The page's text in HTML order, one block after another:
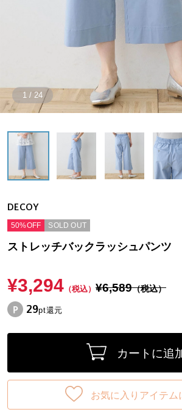
1 /24
DECOY
50%OFF SOLD OUT
ストレッチバックラッシュパンツ
¥3,294（税込） ¥6,589（税込）
29pt還元
カートに追
お気に入りアイテム